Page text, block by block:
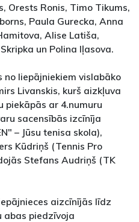
Orests Ronis, Timo Tikums,
Paula Gurecka, Anna
Alise Latiša,
un Polina Iļasova.
no liepājniekiem vislabāko
Livanskis, kurš aizkļuva
piekāpās ar 4.numuru
sacensībās izcīnīja
– Jūsu tenisa skola),
Kūdriņš (Tennis Pro
Stefans Audriņš (TK
aizcīnījās līdz
abas piedzīvoja